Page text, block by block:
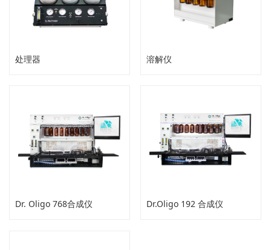
处理器 溶解仪
Dr. Oligo 768合成仪 Dr.Oligo 192 合成仪